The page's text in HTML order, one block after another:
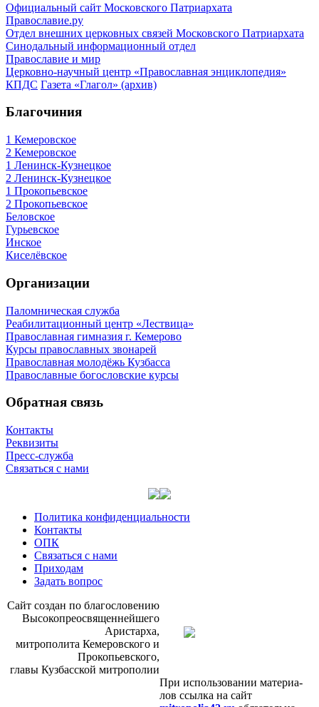
Официальный сайт Московского Патриархата
Православие.ру
Отдел внешних церковных связей Московского Патриархата
Синодальный информационный отдел
Православие и мир
Церковно-научный центр «Православная энциклопедия»
КПДС Газета «Глагол» (архив)
Благочиния
1 Кемеровское
2 Кемеровское
1 Ленинск-Кузнецкое
2 Ленинск-Кузнецкое
1 Прокопьевское
2 Прокопьевское
Беловское
Гурьевское
Инское
Киселёвское
Организации
Паломническая служба
Реабилитационный центр «Лествица»
Православная гимназия г. Кемерово
Курсы православных звонарей
Православная молодёжь Кузбасса
Православные богословские курсы
Обратная связь
Контакты
Реквизиты
Пресс-служба
Связаться с нами
Политика конфиденциальности
Контакты
ОПК
Связаться с нами
Приходам
Задать вопрос
Сайт со­здан по бла­го­сло­ве­нию
Вы­со­ко­прео­свя­щен­ней­ше­го
Ари­стар­ха,
мит­ро­по­ли­та Ке­ме­ров­ско­го и
Про­ко­пьев­ско­го,
гла­вы Куз­бас­ской мит­ро­по­лии
При ис­поль­зо­ва­нии ма­те­ри­а­
лов ссыл­ка на сайт